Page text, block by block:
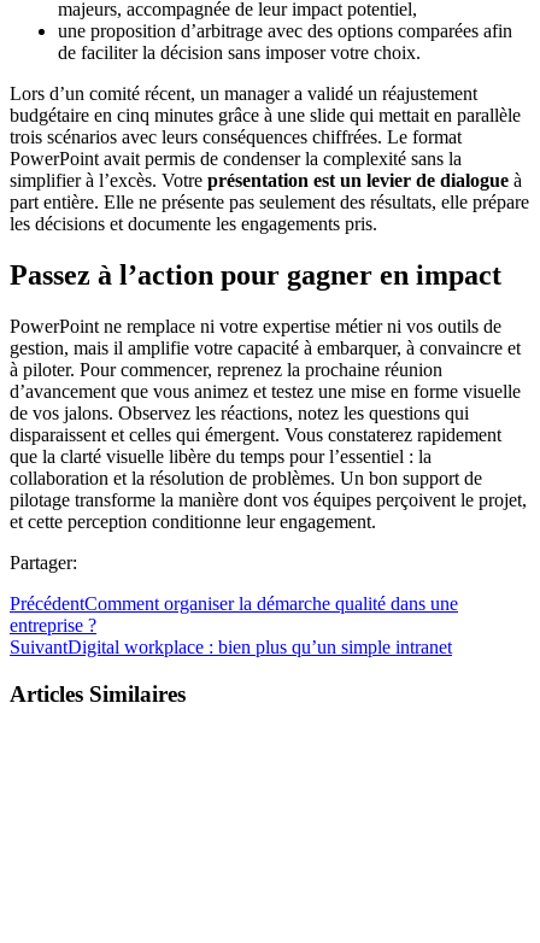
majeurs, accompagnée de leur impact potentiel,
une proposition d’arbitrage avec des options comparées afin
de faciliter la décision sans imposer votre choix.
Lors d’un comité récent, un manager a validé un réajustement
budgétaire en cinq minutes grâce à une slide qui mettait en parallèle
trois scénarios avec leurs conséquences chiffrées. Le format
PowerPoint avait permis de condenser la complexité sans la
simplifier à l’excès. Votre présentation est un levier de dialogue à
part entière. Elle ne présente pas seulement des résultats, elle prépare
les décisions et documente les engagements pris.
Passez à l’action pour gagner en impact
PowerPoint ne remplace ni votre expertise métier ni vos outils de
gestion, mais il amplifie votre capacité à embarquer, à convaincre et
à piloter. Pour commencer, reprenez la prochaine réunion
d’avancement que vous animez et testez une mise en forme visuelle
de vos jalons. Observez les réactions, notez les questions qui
disparaissent et celles qui émergent. Vous constaterez rapidement
que la clarté visuelle libère du temps pour l’essentiel : la
collaboration et la résolution de problèmes. Un bon support de
pilotage transforme la manière dont vos équipes perçoivent le projet,
et cette perception conditionne leur engagement.
Partager:
PrécédentComment organiser la démarche qualité dans une
entreprise ?
SuivantDigital workplace : bien plus qu’un simple intranet
Articles Similaires